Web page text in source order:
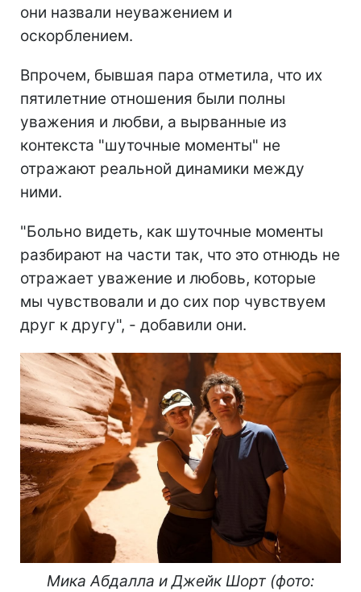
они назвали неуважением и
оскорблением.
Впрочем, бывшая пара отметила, что их
пятилетние отношения были полны
уважения и любви, а вырванные из
контекста "шуточные моменты" не
отражают реальной динамики между
ними.
"Больно видеть, как шуточные моменты
разбирают на части так, что это отнюдь не
отражает уважение и любовь, которые
мы чувствовали и до сих пор чувствуем
друг к другу", - добавили они.
Мика Абдалла и Джейк Шорт (фото: